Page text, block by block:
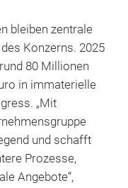
bleiben zentrale
Konzerns. 2025
80 Millionen
in immaterielle
„Mit
und schafft
Prozesse,
Angebote“,